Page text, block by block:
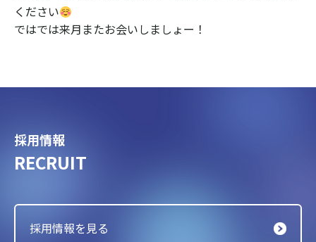
ください
ではでは来月またお会いしましょー！
採用情報
RECRUIT
採用情報を見る